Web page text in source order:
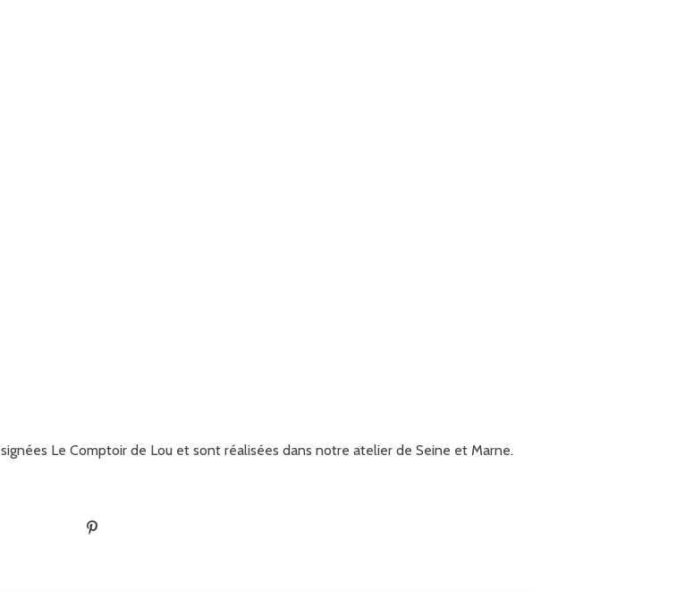
signées Le Comptoir de Lou et sont réalisées dans notre atelier de Seine et Marne.
É